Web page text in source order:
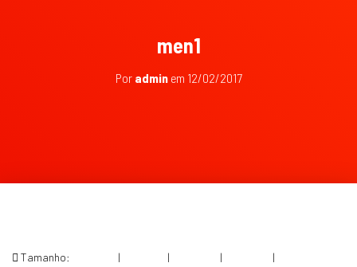
men1
Por adminem 12/02/2017
Tamanho: | | | |